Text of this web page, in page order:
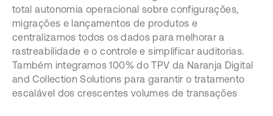
total autonomia operacional sobre configurações,
migrações e lançamentos de produtos e
centralizamos todos os dados para melhorar a
rastreabilidade e o controle e simplificar auditorias.
Também integramos 100% do TPV da Naranja Digital
and Collection Solutions para garantir o tratamento
escalável dos crescentes volumes de transações